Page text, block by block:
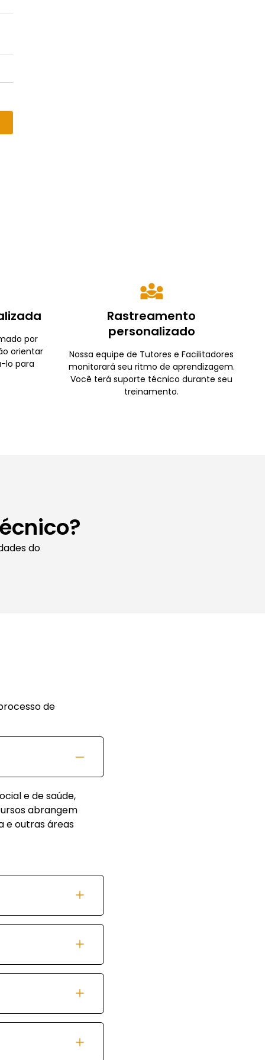
por
orientar
lo para
Rastreamento
personalizado
Nossa equipe de Tutores e Facilitadores
monitorará seu ritmo de aprendizagem.
Você terá suporte técnico durante seu
treinamento.
do
de
e de saúde,
abrangem
e outras áreas